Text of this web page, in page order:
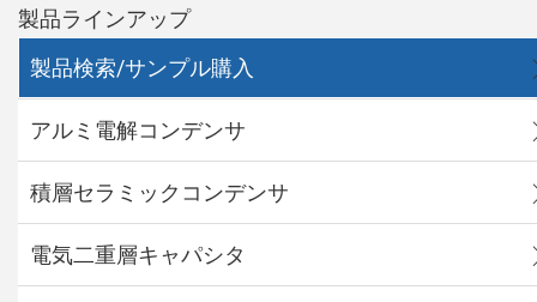
製品ラインアップ
製品検索/サンプル購入
アルミ電解コンデンサ
積層セラミックコンデンサ
電気二重層キャパシタ